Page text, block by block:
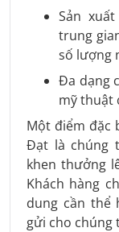
Sản
trung
số lượng
Đa dạng
mỹ thuật
Một điểm đặc
Đạt là chúng
khen thưởng
Khách hàng
dung cần thể
gửi cho chúng